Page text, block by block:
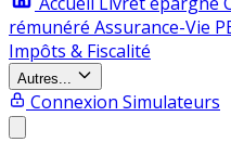
rémunéré Assurance-Vie
Impôts & Fiscalité
Autres...
Connexion Simulateurs